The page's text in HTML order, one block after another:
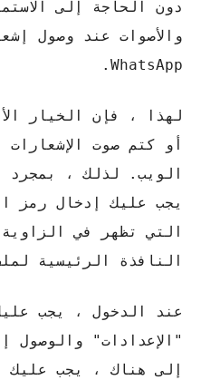
دون الحاجة إلى
والأصوات عند وصول
WhatsApp.
لهذا ، فإن الخيار
الويب. لذلك ، بمجرد
يجب عليك إدخال رمز
التي تظهر في
النافذة الرئيسية
عند الدخول ، يجب
"الإعدادات" والوصول
إلى هناك ، يجب عليك